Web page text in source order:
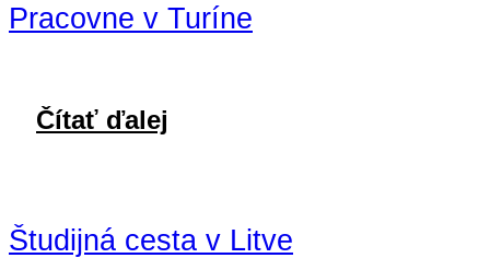
Pracovne v Turíne
Čítať ďalej
Študijná cesta v Litve